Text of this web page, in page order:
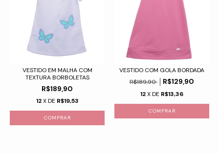
VESTIDO EM MALHA COM
TEXTURA BORBOLETAS
R$189,90
12 X DE R$19,53
COMPRAR
VESTIDO COM GOLA BORDADA
R$189,90
R$129,90
12X DE R$13,36
COMPRAR